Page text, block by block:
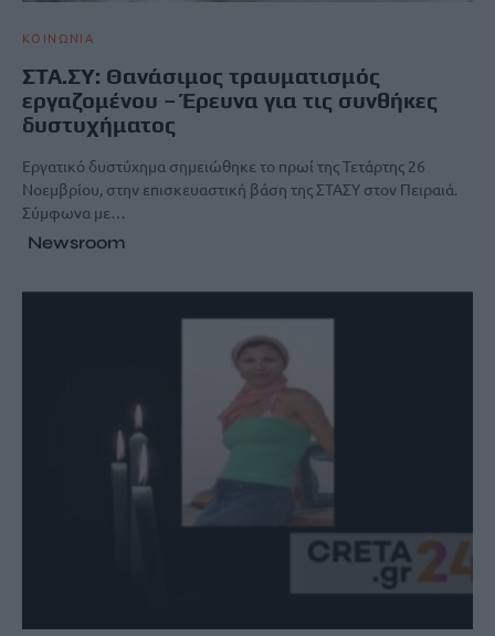
ΚΟΙΝΩΝΙΑ
ΣΤΑ.ΣΥ: Θανάσιμος τραυματισμός
εργαζομένου – Έρευνα για τις συνθήκες
δυστυχήματος
Εργατικό δυστύχημα σημειώθηκε το πρωί της Τετάρτης 26
Νοεμβρίου, στην επισκευαστική βάση της ΣΤΑΣΥ στον Πειραιά.
Σύμφωνα με…
Newsroom